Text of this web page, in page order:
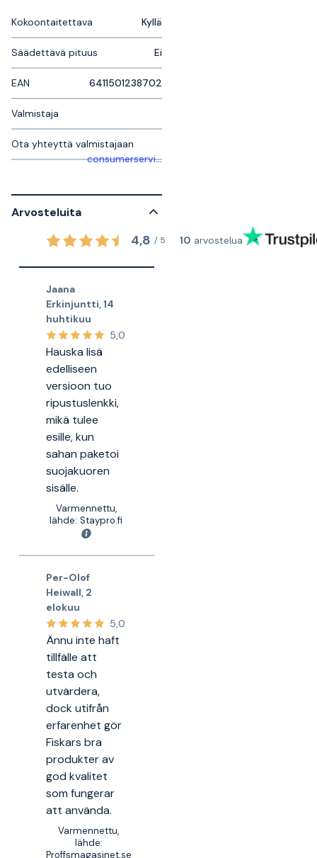
Kokoontaitettava Kyllä
Säädettävä pituus Ei
EAN 6411501238702
Valmistaja
Ota yhteyttä valmistajaan
consumerservice.se@fiskars.com
Arvosteluita
4,8 / 5 10 arvostelua
Jaana
Erkinjuntti,14
huhtikuu
5,0
Hauska lisä
edelliseen
versioon tuo
ripustuslenkki,
mikä tulee
esille, kun
sahan paketoi
suojakuoren
sisälle.
Varmennettu,
lähde: Staypro.fi
Per-Olof
Heiwall, 2
elokuu
5,0
Ännu inte haft
tillfälle att
testa och
utvärdera,
dock utifrån
erfarenhet gör
Fiskars bra
produkter av
god kvalitet
som fungerar
att använda.
Varmennettu,
lähde:
Proffsmagasinet.se